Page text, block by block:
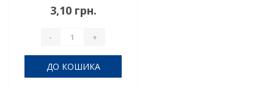
3,10 грн.
- +
ДО КОШИКА